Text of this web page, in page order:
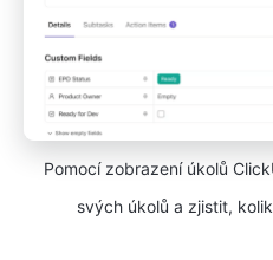
Pomocí zobrazení úkolů
svých úkolů a zjistit,